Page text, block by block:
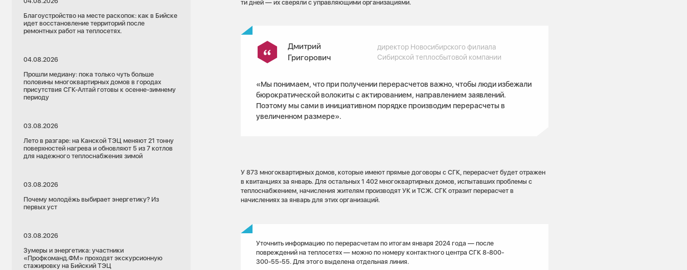
Благоустройство на месте раскопок: как в Бийске
идет восстановление территорий после
ремонтных работ на теплосетях.
04.08.2026
Прошли медиану: пока только чуть больше
половины многоквартирных домов в городах
присутствия СГК-Алтай готовы к осенне-зимнему
периоду
03.08.2026
Лето в разгаре: на Канской ТЭЦ меняют 21 тонну
поверхностей нагрева и обновляют 5 из 7 котлов
для надежного теплоснабжения зимой
03.08.2026
Почему молодёжь выбирает энергетику? Из
первых уст
03.08.2026
Зумеры и энергетика: участники
«Профкоманд.ФМ» проходят экскурсионную
стажировку на Бийский ТЭЦ
ти дней — их сверяли с управляющими организациями.
Дмитрий
Григорович
директор Новосибирского филиала
Сибирской теплосбытовой компании
«Мы понимаем, что при получении перерасчетов важно, чтобы люди избежали
бюрократической волокиты с актированием, направлением заявлений.
Поэтому мы сами в инициативном порядке производим перерасчеты в
увеличенном размере».
У 873 многоквартирных домов, которые имеют прямые договоры с СГК, перерасчет будет отражен
в квитанциях за январь. Для остальных 1 402 многоквартирных домов, испытавших проблемы с
теплоснабжением, начисления жителям производят УК и ТСЖ. СГК отразит перерасчет в
начислениях за январь для этих организаций.
Уточнить информацию по перерасчетам по итогам января 2024 года — после
повреждений на теплосетях — можно по номеру контактного центра СГК 8-800-
300-55-55. Для этого выделена отдельная линия.